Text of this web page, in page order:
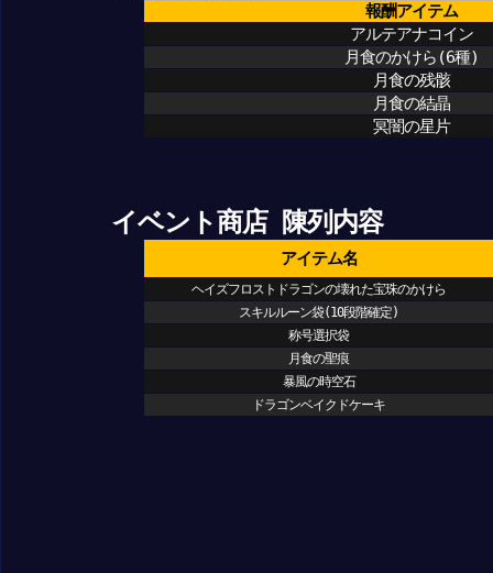
報酬アイテム
アルテアナコイン
月食のかけら(6種)
月食の残骸
月食の結晶
冥闇の星片
イベント商店 陳列内容
アイテム名
ヘイズフロストドラゴンの壊れた宝珠のかけら
スキルルーン袋(10段階確定)
称号選択袋
月食の聖痕
暴風の時空石
ドラゴンベイクドケーキ